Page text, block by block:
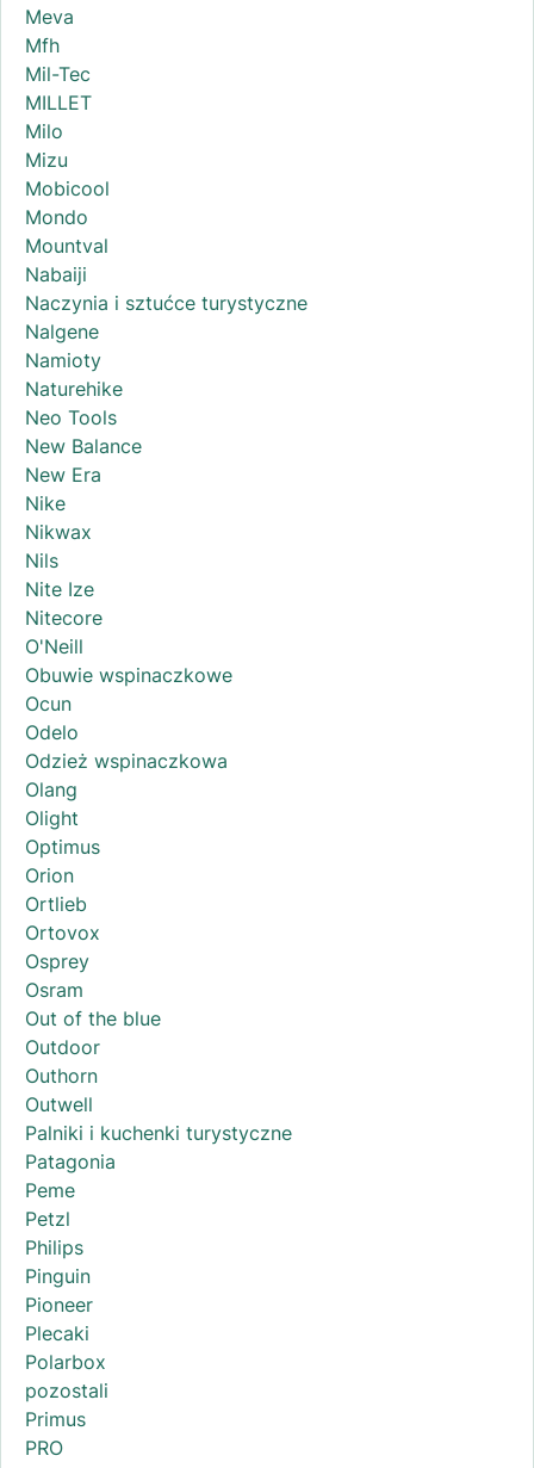
Meva
Mfh
Mil-Tec
MILLET
Milo
Mizu
Mobicool
Mondo
Mountval
Nabaiji
Naczynia i sztućce turystyczne
Nalgene
Namioty
Naturehike
Neo Tools
New Balance
New Era
Nike
Nikwax
Nils
Nite Ize
Nitecore
O'Neill
Obuwie wspinaczkowe
Ocun
Odelo
Odzież wspinaczkowa
Olang
Olight
Optimus
Orion
Ortlieb
Ortovox
Osprey
Osram
Out of the blue
Outdoor
Outhorn
Outwell
Palniki i kuchenki turystyczne
Patagonia
Peme
Petzl
Philips
Pinguin
Pioneer
Plecaki
Polarbox
pozostali
Primus
PRO